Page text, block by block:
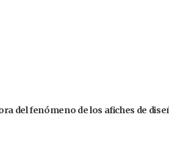
del fenómeno de los afiches de